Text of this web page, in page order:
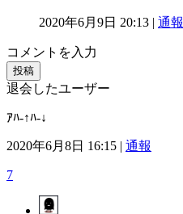
2020年6月9日 20:13 | 通報
コメントを入力
投稿
退会したユーザー
ｱﾊ-↑ﾊ-↓
2020年6月8日 16:15 | 通報
7